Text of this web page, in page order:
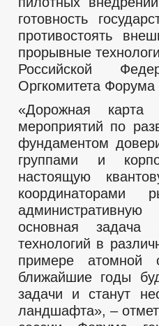
готовность
противостоять
прорывные
Российской
Оргкомитета Форума
«Дорожная
мероприятий по
фундаментом
группами и
настоящую
основная задача
технологий в
примере атомной
ближайшие годы
задачи и станут
ландшафта», –